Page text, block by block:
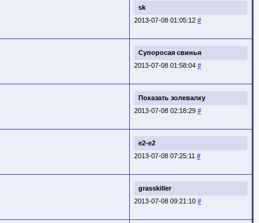
sk
2013-07-08 01:05:12 #
Супоросая свинья
2013-07-08 01:58:04 #
Показать золевалку
2013-07-08 02:18:29 #
e2-e2
2013-07-08 07:25:11 #
grasskiller
2013-07-08 09:21:10 #